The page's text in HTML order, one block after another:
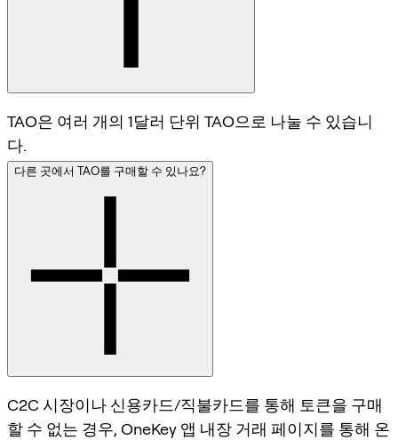
TAO은 여러 개의 1달러 단위 TAO으로 나눌 수 있습니
다.
다른 곳에서 TAO를 구매할 수 있나요?
C2C 시장이나 신용카드/직불카드를 통해 토큰을 구매
할 수 없는 경우, OneKey 앱 내장 거래 페이지를 통해 온